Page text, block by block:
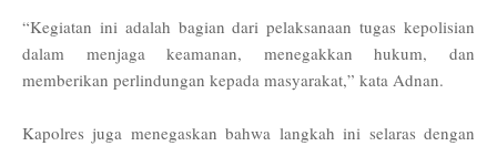
“Kegiatan ini adalah bagian dari pelaksanaan tugas kepolisian
dalam menjaga keamanan, menegakkan hukum, dan
memberikan perlindungan kepada masyarakat,” kata Adnan.
Kapolres juga menegaskan bahwa langkah ini selaras dengan